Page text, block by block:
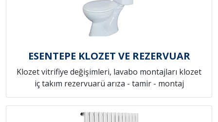
ESENTEPE KLOZET VE REZERVUAR
Klozet vitrifiye değişimleri, lavabo montajları klozet
iç takım rezervuarü arıza - tamir - montaj